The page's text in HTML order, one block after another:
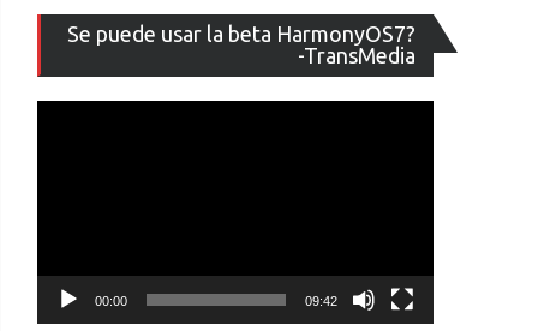
Se puede usar la beta HarmonyOS7?
-TransMedia
de
vídeo
00:00 09:42